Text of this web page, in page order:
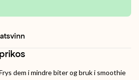
dem i mindre biter og bruk i smoothie